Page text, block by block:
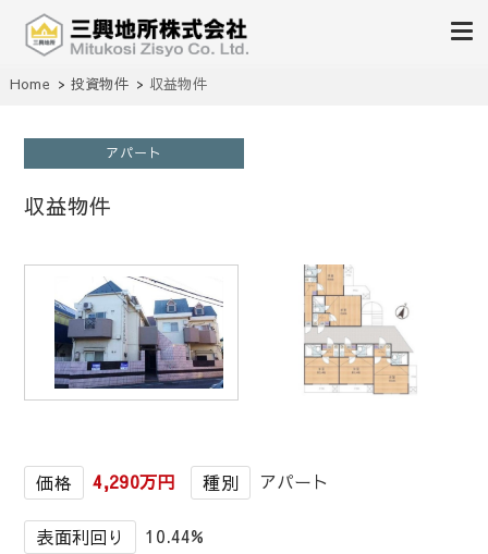
三興地所株式会社
不動産の売買、賃貸、仲介、管理
Home 投資物件 収益物件
アパート
収益物件
1/
価格 4,290万円 種別 アパート
表面利回り 10.44%